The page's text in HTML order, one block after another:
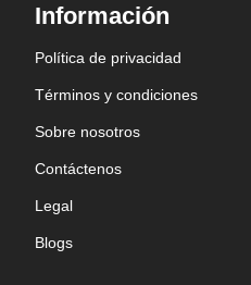
Información
Política de privacidad
Términos y condiciones
Sobre nosotros
Contáctenos
Legal
Blogs